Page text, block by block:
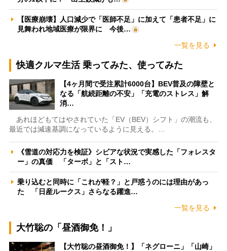
【医療崩壊】人口減少で「医師不足」に加えて「患者不足」に
見舞われ地域医療が限界に 今後…
一覧を見る
快適クルマ生活 乗ってみた、使ってみた
【4ヶ月間で受注累計6000台】BEV普及の障壁と
なる「航続距離の不安」「充電のストレス」解
消…
あれほどもてはやされていた「EV（BEV）シフト」の潮流も、
最近では減速基調になっているように見える。…
《雪道の対応力を検証》シビアな状況で実感した「フォレスタ
ー」の真価 「ターボ」と「スト…
乗り込むと同時に「これが軽？」と戸惑うのには理由があっ
た 「日産ルークス」さらなる躍進…
一覧を見る
大竹聡の「昼酒御免！」
【大竹聡の昼酒御免！】「ネグローニ」「山崎」